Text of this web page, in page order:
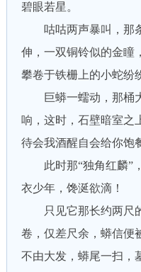
碧眼若星。
咕咕两声暴叫，那条
伸，一双铜铃似的金瞳
攀卷于铁栅上的小蛇纷
巨蟒一蠕动，那桶大
响，这时，石壁暗室之
待会我酒醒自会给你饱
此时那“独角红麟”，
衣少年，馋涎欲滴！
只见它那长约两尺的
卷，仅差尺余，蟒信便
不由大发，蟒尾一扫，